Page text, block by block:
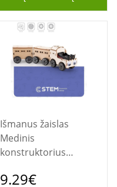
Išmanus žaislas
Medinis
konstruktorius
mokomasis modelis
9.29€